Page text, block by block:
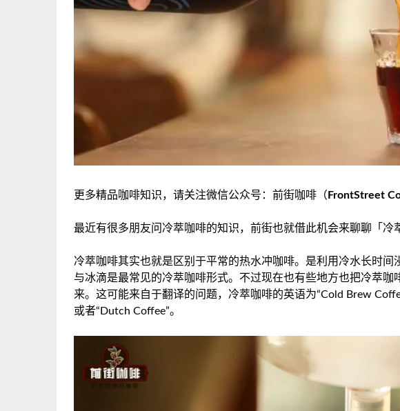
更多精品咖啡知识，请关注微信公众号：前街咖啡（FrontStreet
最近有很多朋友问冷萃咖啡的知识，前街也就借此机会来聊聊「冷
冷萃咖啡其实也就是区别于平常的热水冲咖啡。是利用冷水长时
与冰滴是最常见的冷萃咖啡形式。不过现在也有些地方也把冷萃
来。这可能来自于翻译的问题，冷萃咖啡的英语为“Cold Brew
或者“Dutch Coffee”。